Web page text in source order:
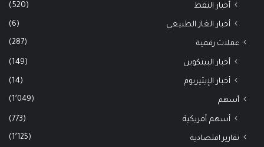
أخبار النفط (520)
أخبار الغاز الطبيعي (6)
عملات رقمية (287)
أخبار البيتكوين (149)
أخبار الإيثيريوم (14)
أسهم (1٬049)
أسهم أمريكية (773)
تقارير اقتصادية (1٬125)